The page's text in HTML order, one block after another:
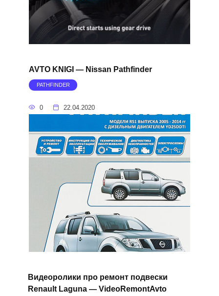
AVTO KNIGI — Nissan Pathfinder
PATHFINDER
0 22.04.2020
Видеоролики про ремонт подвески
Renault Laguna — VideoRemontAvto